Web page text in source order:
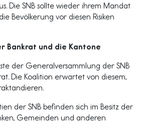
Die SNB sollte wieder ihrem Mandat
Bevölkerung vor diesen Risiken
Bankrat und die Kantone
der Generalversammlung der SNB
Die Koalition erwartet von diesem,
der SNB befinden sich im Besitz der
Gemeinden und anderen